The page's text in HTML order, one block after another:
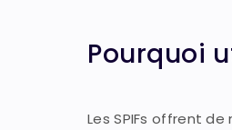
Pourquoi
Les SPIFs offrent